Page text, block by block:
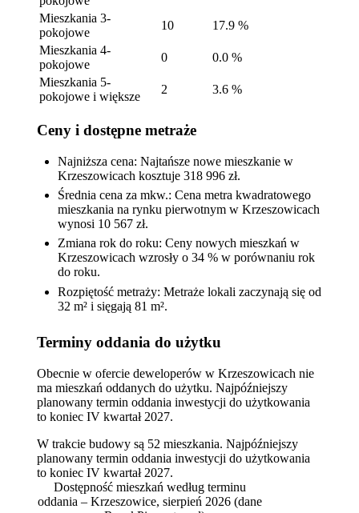
Mieszkania 3-
pokojowe
10
17.9 %
Mieszkania 4-
pokojowe
0
0.0 %
Mieszkania 5-
pokojowe i większe
2 3.6 %
Ceny i dostępne metraże
Najniższa cena: Najtańsze nowe mieszkanie w
Krzeszowicach kosztuje 318 996 zł.
Średnia cena za mkw.: Cena metra kwadratowego
mieszkania na rynku pierwotnym w Krzeszowicach
wynosi 10 567 zł.
Zmiana rok do roku: Ceny nowych mieszkań w
Krzeszowicach wzrosły o 34 % w porównaniu rok
do roku.
Rozpiętość metraży: Metraże lokali zaczynają się od
32 m² i sięgają 81 m².
Terminy oddania do użytku
Obecnie w ofercie deweloperów w Krzeszowicach nie
ma mieszkań oddanych do użytku. Najpóźniejszy
planowany termin oddania inwestycji do użytkowania
to koniec IV kwartał 2027.
W trakcie budowy są 52 mieszkania. Najpóźniejszy
planowany termin oddania inwestycji do użytkowania
to koniec IV kwartał 2027.
Dostępność mieszkań według terminu
oddania – Krzeszowice, sierpień 2026 (dane